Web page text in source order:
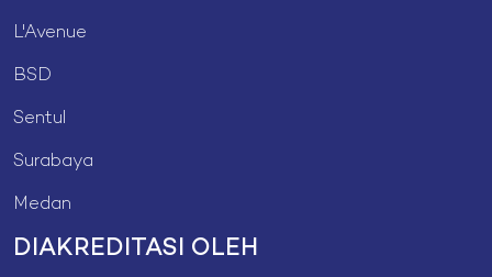
L'Avenue
BSD
Sentul
Surabaya
Medan
DIAKREDITASI OLEH